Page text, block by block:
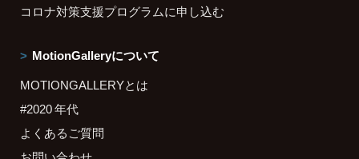
コロナ対策支援プログラムに申し込む
MotionGalleryについて
MOTIONGALLERYとは
#2020 年代
よくあるご質問